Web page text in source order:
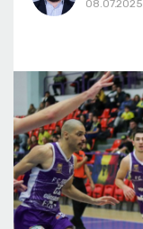
08.07.2025